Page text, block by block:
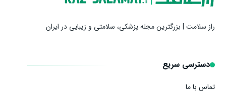
راز سلامت | بزرگترین مجله پزشکی، سلامتی و زیبایی در ایران
دسترسی سریع
تماس با ما